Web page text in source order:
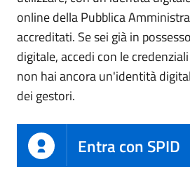
online della Pubblica
accreditati. Se sei già in
digitale, accedi con le
non hai ancora un'identità
dei gestori.
Entra con SPID